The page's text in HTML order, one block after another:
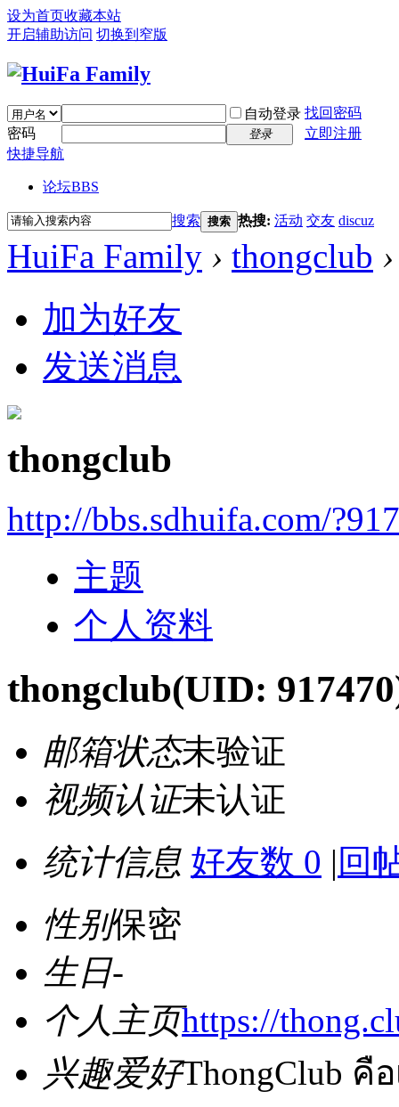
设为首页收藏本站
开启辅助访问 切换到窄版
自动登录 找回密码
密码
登录
立即注册
快捷导航
论坛BBS
搜索 搜索 热搜: 活动 交友 discuz
HuiFa Family › thongclub ›
加为好友
发送消息
thongclub
http://bbs.sdhuifa.com/
主题
个人资料
thongclub(UID:
邮箱状态未验证
视频认证未认证
统计信息 好友数 0 | 回
性别保密
生日-
个人主页https://
兴趣爱好ThongClub